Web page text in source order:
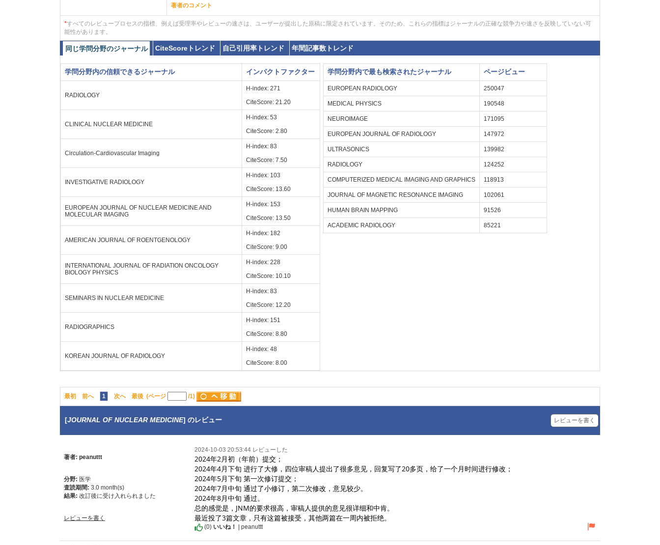
著者のコメント
*すべてのレビュープロセスの指標、例えば受理率やレビューの速さは、ユーザーが提出した原稿に限定されています。そのため、これらの指標はジャーナルの正確な競争力や速さを反映していない可
能性があります。
同じ学問分野のジャーナル CiteScoreトレンド 自己引用率トレンド 年間記事数トレンド
学問分野内の信頼できるジャーナル インパクトファクター
RADIOLOGY
H-index: 271
CiteScore: 21.20
CLINICAL NUCLEAR MEDICINE
H-index: 53
CiteScore: 2.80
Circulation-Cardiovascular Imaging
H-index: 83
CiteScore: 7.50
INVESTIGATIVE RADIOLOGY
H-index: 103
CiteScore: 13.60
EUROPEAN JOURNAL OF NUCLEAR MEDICINE AND
MOLECULAR IMAGING
H-index: 153
CiteScore: 13.50
AMERICAN JOURNAL OF ROENTGENOLOGY
H-index: 182
CiteScore: 9.00
INTERNATIONAL JOURNAL OF RADIATION ONCOLOGY
BIOLOGY PHYSICS
H-index: 228
CiteScore: 10.10
SEMINARS IN NUCLEAR MEDICINE
H-index: 83
CiteScore: 12.20
RADIOGRAPHICS
H-index: 151
CiteScore: 8.80
KOREAN JOURNAL OF RADIOLOGY
H-index: 48
CiteScore: 8.00
学問分野内で最も検索されたジャーナル ページビュー
EUROPEAN RADIOLOGY 250047
MEDICAL PHYSICS 190548
NEUROIMAGE 171095
EUROPEAN JOURNAL OF RADIOLOGY 147972
ULTRASONICS 139982
RADIOLOGY 124252
COMPUTERIZED MEDICAL IMAGING AND GRAPHICS 118913
JOURNAL OF MAGNETIC RESONANCE IMAGING 102061
HUMAN BRAIN MAPPING 91526
ACADEMIC RADIOLOGY 85221
最初 前へ 1 次へ 最後 (ページ /1)
[JOURNAL OF NUCLEAR MEDICINE] のレビュー レビューを書く
著者: peanuttt
分野: 医学
査読期間: 3.0 month(s)
結果: 改訂後に受け入れられました
レビューを書く
2024-10-03 20:53:44 レビューした
2024年2月初（年前）提交；
2024年4月下旬 进行了大修，四位审稿人提出了很多意见，回复写了20多页，给了一个月时间进行修改；
2024年5月下旬 第一次修订提交；
2024年7月中旬 通过了小修订，第二次修改，意见较少。
2024年8月中旬 通过。
总的感觉是，JNM的要求很高，审稿人提供的意见很详细和中肯。
最近投了3篇文章，只有这篇被接受，其他两篇在一周内被拒绝。
(0) いいね！ | peanuttt